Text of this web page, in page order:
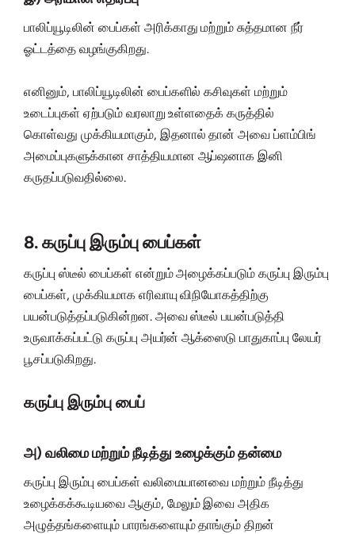
பாலிப்யூடிலின் பைப்கள் அரிக்காது மற்றும் சுத்தமான நீர்
ஓட்டத்தை வழங்குகிறது.
எனினும், பாலிப்யூடிலின் பைப்களில் கசிவுகள் மற்றும்
உடைப்புகள் ஏற்படும் வரலாறு உள்ளதைக் கருத்தில்
கொள்வது முக்கியமாகும், இதனால் தான் அவை ப்ளம்பிங்
அமைப்புகளுக்கான சாத்தியமான ஆப்ஷனாக இனி
கருதப்படுவதில்லை.
8. கருப்பு இரும்பு பைப்கள்
கருப்பு ஸ்டீல் பைப்கள் என்றும் அழைக்கப்படும் கருப்பு இரும்பு
பைப்கள், முக்கியமாக எரிவாயு விநியோகத்திற்கு
பயன்படுத்தப்படுகின்றன. அவை ஸ்டீல் பயன்படுத்தி
உருவாக்கப்பட்டு கருப்பு அயர்ன் ஆக்ஸைடு பாதுகாப்பு லேயர்
பூசப்படுகிறது.
கருப்பு இரும்பு பைப்
அ) வலிமை மற்றும் நீடித்து உழைக்கும் தன்மை
கருப்பு இரும்பு பைப்கள் வலிமையானவை மற்றும் நீடித்து
உழைக்கக்கூடியவை ஆகும், மேலும் இவை அதிக
அழுத்தங்களையும் பாரங்களையும் தாங்கும் திறன்